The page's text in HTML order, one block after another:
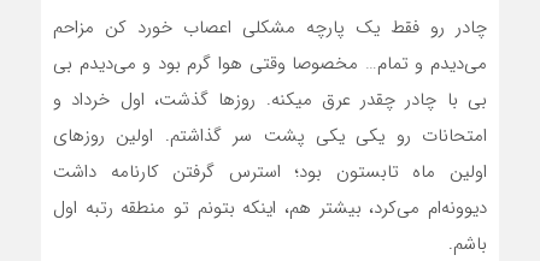
چادر رو فقط یک پارچه مشکلی اعصاب خورد کن مزاحم
می‌دیدم و تمام… مخصوصا وقتی هوا گرم بود و می‌دیدم بی
بی با چادر چقدر عرق میکنه. روزها گذشت، اول خرداد و
امتحانات رو یکی یکی پشت سر گذاشتم. اولین روزهای
اولین ماه تابستون بود؛ استرس گرفتن کارنامه داشت
دیوونه‌ام می‌کرد، بیشتر هم، اینکه بتونم تو منطقه رتبه اول
باشم.